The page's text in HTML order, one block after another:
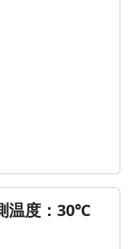
温度：30℃